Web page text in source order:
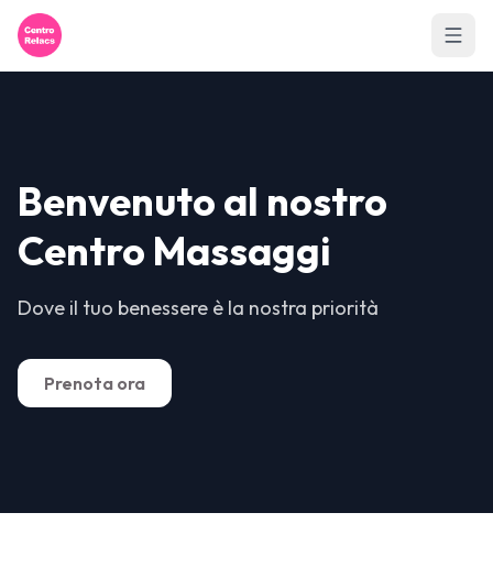
Benvenuto al nostro
Centro Massaggi
Dove il tuo benessere è la nostra priorità
Prenota ora